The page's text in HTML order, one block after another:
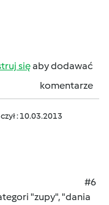
sięaby dodawać
komentarze
: 10.03.2013
#6
"zupy", "dania